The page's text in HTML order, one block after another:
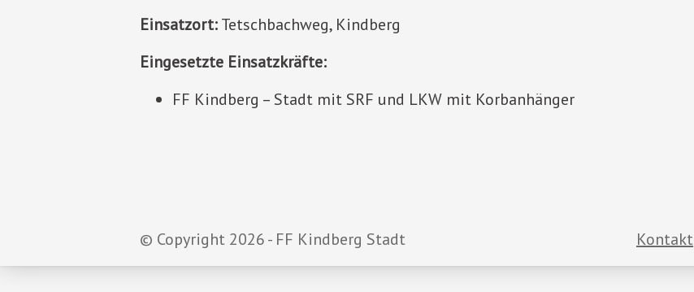
Einsatzort:Tetschbachweg, Kindberg
Eingesetzte Einsatzkräfte:
FF Kindberg – Stadt mit SRF und LKW mit Korbanhänger
© Copyright 2026 - FF Kindberg Stadt Kontakt